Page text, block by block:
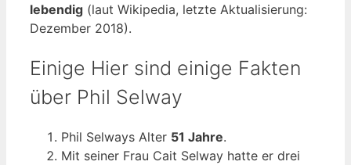
lebendig (laut Wikipedia, letzte Aktualisierung:
Dezember 2018).
Einige Hier sind einige Fakten
über Phil Selway
Phil Selways Alter 51 Jahre.
Mit seiner Frau Cait Selway hatte er drei